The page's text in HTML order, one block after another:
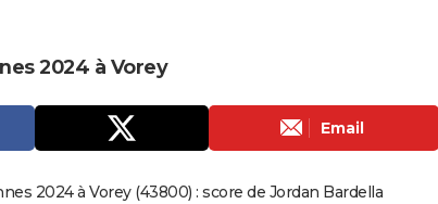
2024 à Vorey
Email
2024 à Vorey (43800) : score de Jordan Bardella